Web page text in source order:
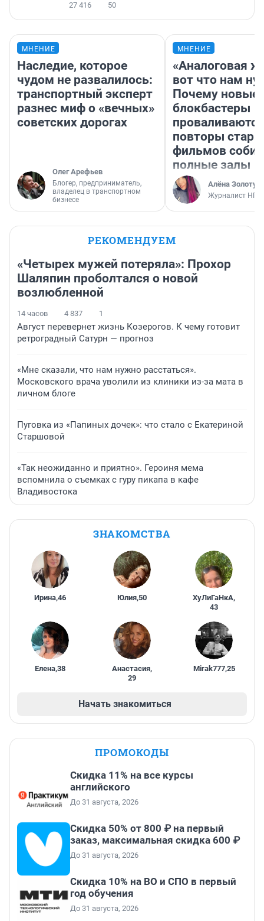
27 416 50
МНЕНИЕ
Наследие, которое
чудом не развалилось:
транспортный эксперт
разнес миф о «вечных»
советских дорогах
Олег Арефьев
Блогер, предприниматель,
владелец в транспортном
бизнесе
МНЕНИЕ
«Аналоговая
вот что нам
Почему новые
блокбастеры
повторы
фильмов
полные залы
Алёна
Журналист НГС
РЕКОМЕНДУЕМ
«Четырех мужей потеряла»: Прохор
Шаляпин проболтался о новой
возлюбленной
14 часов 4 837 1
Август перевернет жизнь Козерогов. К чему готовит
ретроградный Сатурн — прогноз
«Мне сказали, что нам нужно расстаться».
Московского врача уволили из клиники из-за мата в
личном блоге
Пуговка из «Папиных дочек»: что стало с Екатериной
Старшовой
«Так неожиданно и приятно». Героиня мема
вспомнила о съемках с гуру пикапа в кафе
Владивостока
ЗНАКОМСТВА
Ирина,46 Юлия,50 ХуЛиГаНкА,
43
Елена,38 Анастасия,
29
Mirak777,25
Начать знакомиться
ПРОМОКОДЫ
Скидка 11% на все курсы
английского
До 31 августа, 2026
Скидка 50% от 800 ₽ на первый
заказ, максимальная скидка 600 ₽
До 31 августа, 2026
Скидка 10% на ВО и СПО в первый
год обучения
До 31 августа, 2026